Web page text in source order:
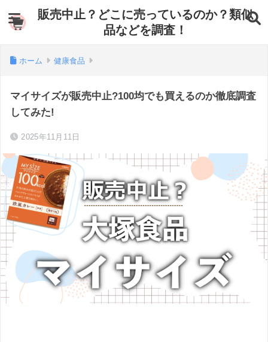
販売中止？どこに売っているのか？類似
品などを調査！
ホーム 健康食品
マイサイズが販売中止?100均でも買えるのか徹底調査
してみた!
2025年11月11日